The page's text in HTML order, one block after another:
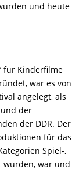
und heute
für Kinderfilme
war es von
angelegt, als
der
der DDR. Der
für das
Spiel-,
wurden, war und